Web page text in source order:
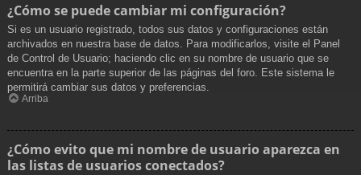
¿Cómo se puede cambiar mi configuración?
Si es un usuario registrado, todos sus datos y configuraciones están
archivados en nuestra base de datos. Para modificarlos, visite el Panel
de Control de Usuario; haciendo clic en su nombre de usuario que se
encuentra en la parte superior de las páginas del foro. Este sistema le
permitirá cambiar sus datos y preferencias.
Arriba
¿Cómo evito que mi nombre de usuario aparezca en
las listas de usuarios conectados?